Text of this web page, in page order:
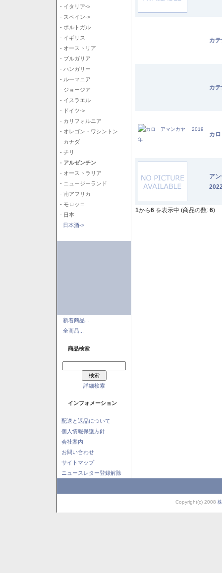
- イタリア->
- スペイン->
- ポルトガル
- イギリス
- オーストリア
- ブルガリア
- ハンガリー
- ルーマニア
- ジョージア
- イスラエル
- ドイツ->
- カリフォルニア
- オレゴン・ワシントン
- カナダ
- チリ
- アルゼンチン
- オーストラリア
- ニュージーランド
- 南アフリカ
- モロッコ
- 日本
日本酒->
新着商品...
全商品...
商品検索
詳細検索
インフォメーション
配送と返品について
個人情報保護方針
会社案内
お問い合わせ
サイトマップ
ニュースレター登録解除
カ
カ
カ
ア
1から6 を表示中 (商品の数: 6)
Copyright(c) 2008